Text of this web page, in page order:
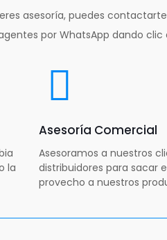
asesoría, puedes
por WhatsApp dando clic
la
Asesoría Comercial
Asesoramos a nuestros
distribuidores para sacar
provecho a nuestros